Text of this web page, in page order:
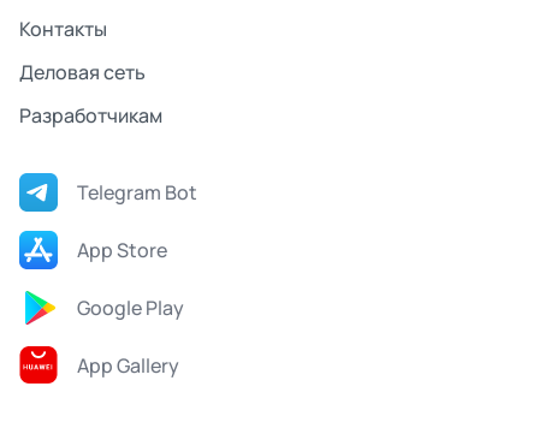
Контакты
Деловая сеть
Разработчикам
Telegram Bot
App Store
Google Play
App Gallery